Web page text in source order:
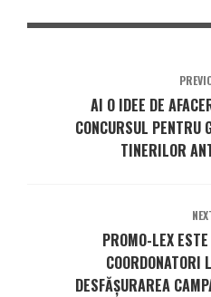
AI O IDEE DE
CONCURSUL PENTRU
TINERILOR
PROMO-LEX
COORDONATORI
DESFĂȘURAREA